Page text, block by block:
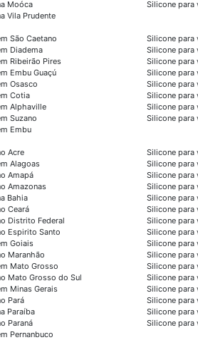
Moóca
Vila Prudente
Silicone para
São Caetano
Diadema
Ribeirão Pires
Embu Guaçú
Osasco
Cotia
Alphaville
Suzano
Embu
Silicone para
Silicone para
Silicone para
Silicone para
Silicone para
Silicone para
Silicone para
Silicone para
Acre
Alagoas
Amapá
Amazonas
Bahia
Ceará
Distrito Federal
Espirito Santo
Goiais
Maranhão
Mato Grosso
Mato Grosso do Sul
Minas Gerais
Pará
Paraíba
Paraná
Pernanbuco
Silicone para
Silicone para
Silicone para
Silicone para
Silicone para
Silicone para
Silicone para
Silicone para
Silicone para
Silicone para
Silicone para
Silicone para
Silicone para
Silicone para
Silicone para
Silicone para